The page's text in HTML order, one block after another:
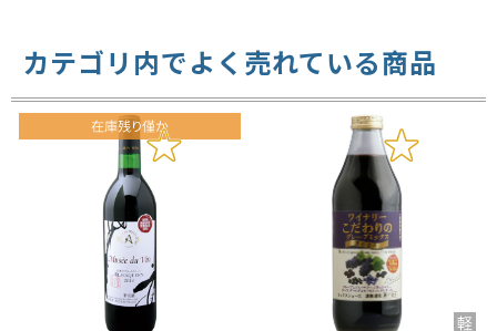
カテゴリ内でよく売れている商品